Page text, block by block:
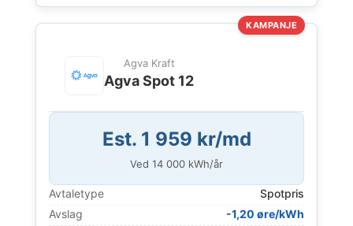
KAMPANJE
Agva Kraft
Agva Spot 12
Est. 1 959 kr/md
Ved 14 000 kWh/år
Avtaletype
Spotpris
Avslag
-1,20 øre/kWh